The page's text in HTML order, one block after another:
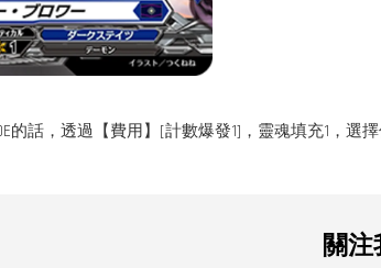
的話，透過【費用】[計數爆發1]，靈魂填充1，選
關